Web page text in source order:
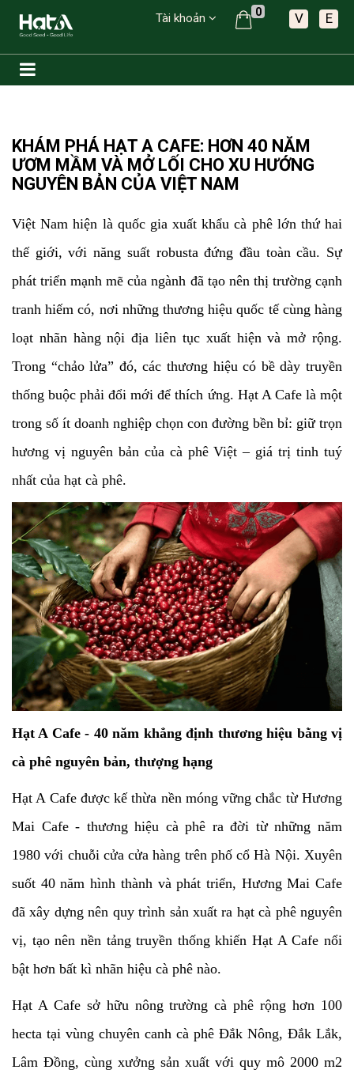
Tài khoản 0 V E
KHÁM PHÁ HẠT A CAFE: HƠN 40 NĂM
ƯƠM MẦM VÀ MỞ LỐI CHO XU HƯỚNG
NGUYÊN BẢN CỦA VIỆT NAM
Việt Nam hiện là quốc gia xuất khẩu cà phê lớn thứ hai
thế giới, với năng suất robusta đứng đầu toàn cầu. Sự
phát triển mạnh mẽ của ngành đã tạo nên thị trường cạnh
tranh hiếm có, nơi những thương hiệu quốc tế cùng hàng
loạt nhãn hàng nội địa liên tục xuất hiện và mở rộng.
Trong “chảo lửa” đó, các thương hiệu có bề dày truyền
thống buộc phải đổi mới để thích ứng. Hạt A Cafe là một
trong số ít doanh nghiệp chọn con đường bền bỉ: giữ trọn
hương vị nguyên bản của cà phê Việt – giá trị tinh tuý
nhất của hạt cà phê.
Hạt A Cafe - 40 năm khẳng định thương hiệu bằng vị
cà phê nguyên bản, thượng hạng
Hạt A Cafe được kế thừa nền móng vững chắc từ Hương
Mai Cafe - thương hiệu cà phê ra đời từ những năm
1980 với chuỗi cửa cửa hàng trên phố cổ Hà Nội. Xuyên
suốt 40 năm hình thành và phát triển, Hương Mai Cafe
đã xây dựng nên quy trình sản xuất ra hạt cà phê nguyên
vị, tạo nên nền tảng truyền thống khiến Hạt A Cafe nổi
bật hơn bất kì nhãn hiệu cà phê nào.
Hạt A Cafe sở hữu nông trường cà phê rộng hơn 100
hecta tại vùng chuyên canh cà phê Đắk Nông, Đắk Lắk,
Lâm Đồng, cùng xưởng sản xuất với quy mô 2000 m2